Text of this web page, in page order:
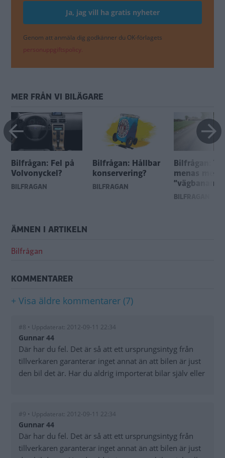
Genom att anmäla dig godkänner du OK-förlagets
personuppgiftspolicy.
MER FRÅN VI BILÄGARE
Bilfrågan: Fel på
Volvonyckel?
BILFRÅGAN
Bilfrågan: Hållbar
konservering?
BILFRÅGAN
Bilfrågan:
menas
”vägbanan”?
BILFRÅGAN
ÄMNEN I ARTIKELN
Bilfrågan
KOMMENTARER
+ Visa äldre kommentarer (7)
#8 • Uppdaterat: 2012-09-11 22:34
Gunnar 44
Där har du fel. Det är så att ett ursprungsintyg från
tillverkaren garanterar inget annat än att bilen är just
den bil det är. Har du aldrig importerat bilar själv eller
#9 • Uppdaterat: 2012-09-11 22:34
Gunnar 44
Där har du fel. Det är så att ett ursprungsintyg från
tillverkaren garanterar inget annat än att bilen är just